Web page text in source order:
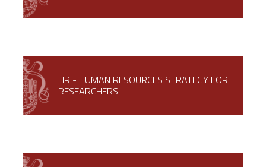
HR - HUMAN RESOURCES STRATEGY FOR
RESEARCHERS